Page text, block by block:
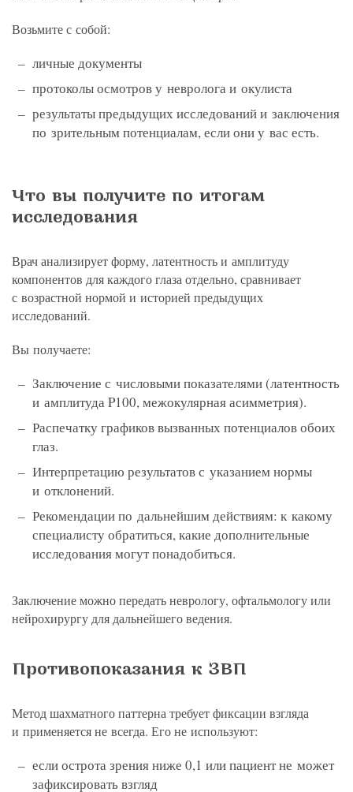
Возьмите с собой:
личные документы
протоколы осмотров у невролога и окулиста
результаты предыдущих исследований и заключения
по зрительным потенциалам, если они у вас есть.
Что вы получите по итогам
исследования
Врач анализирует форму, латентность и амплитуду
компонентов для каждого глаза отдельно, сравнивает
с возрастной нормой и историей предыдущих
исследований.
Вы получаете:
Заключение с числовыми показателями (латентность
и амплитуда P100, межокулярная асимметрия).
Распечатку графиков вызванных потенциалов обоих
глаз.
Интерпретацию результатов с указанием нормы
и отклонений.
Рекомендации по дальнейшим действиям: к какому
специалисту обратиться, какие дополнительные
исследования могут понадобиться.
Заключение можно передать неврологу, офтальмологу или
нейрохирургу для дальнейшего ведения.
Противопоказания к ЗВП
Метод шахматного паттерна требует фиксации взгляда
и применяется не всегда. Его не используют:
если острота зрения ниже 0,1 или пациент не может
зафиксировать взгляд